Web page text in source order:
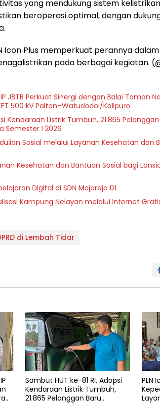
yang mendukung sistem
beroperasi optimal, dengan
Icon Plus memperkuat perannya
pada berbagai kegiatan.
JBTB Perkuat Sinergi dengan Balai Taman
500 kV Paiton–Watudodol/Kalipuro
Kendaraan Listrik Tumbuh, 21.865
Semester I 2026
Sosial melalui Layanan Kesehatan dan
Kesehatan dan Bantuan Sosial bagi
Digital di SDN Mojorejo 01
Kampung Nelayan melalui Internet
di Lembah Tidar
Sambut HUT ke-81 RI, Adopsi
Kendaraan Listrik Tumbuh,
21.865 Pelanggan Baru
PLN